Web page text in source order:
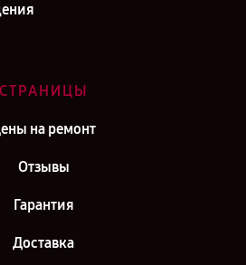
СТРАНИЦЫ
на ремонт
Отзывы
Гарантия
Доставка